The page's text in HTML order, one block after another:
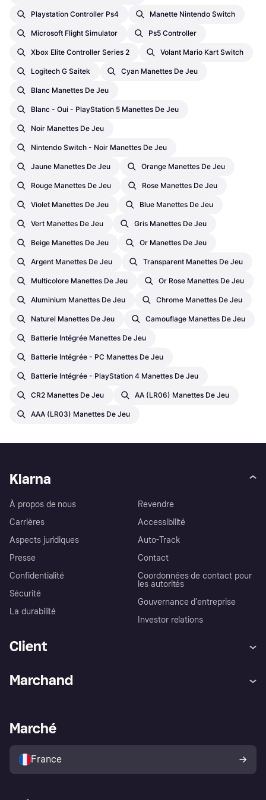
Playstation Controller Ps4 Manette Nintendo Switch
Microsoft Flight Simulator Ps5 Controller
Xbox Elite Controller Series 2 Volant Mario Kart Switch
Logitech G Saitek Cyan Manettes De Jeu
Blanc Manettes De Jeu
Blanc - Oui - PlayStation 5 Manettes De Jeu
Noir Manettes De Jeu
Nintendo Switch - Noir Manettes De Jeu
Jaune Manettes De Jeu Orange Manettes De Jeu
Rouge Manettes De Jeu Rose Manettes De Jeu
Violet Manettes De Jeu Blue Manettes De Jeu
Vert Manettes De Jeu Gris Manettes De Jeu
Beige Manettes De Jeu Or Manettes De Jeu
Argent Manettes De Jeu Transparent Manettes De Jeu
Multicolore Manettes De Jeu Or Rose Manettes De Jeu
Aluminium Manettes De Jeu Chrome Manettes De Jeu
Naturel Manettes De Jeu Camouflage Manettes De Jeu
Batterie Intégrée Manettes De Jeu
Batterie Intégrée - PC Manettes De Jeu
Batterie Intégrée - PlayStation 4 Manettes De Jeu
CR2 Manettes De Jeu AA (LR06) Manettes De Jeu
AAA (LR03) Manettes De Jeu
Klarna
À propos de nous
Carrières
Aspects juridiques
Presse
Confidentialité
Sécurité
La durabilité
Revendre
Accessibilité
Auto-Track
Contact
Coordonnées de contact pour
les autorités
Gouvernance d’entreprise
Investor relations
Client
Explorez les magasins
Politique de protection de
l’acheteur Klarna
Marchand
Portail Marchand
Marché
France